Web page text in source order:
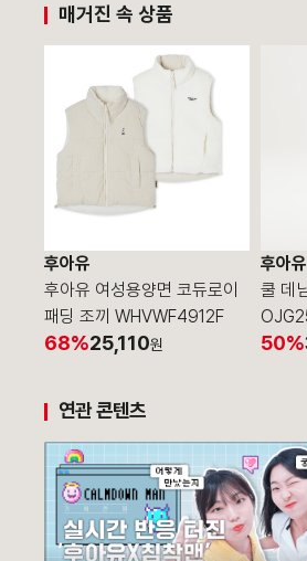
매거진 속 상품
후아유
후아유 여성용양면 코듀로이
패딩 조끼 WHVWF4912F
68%25,110원
후아유
쿨 데
50%
연관 콘텐츠